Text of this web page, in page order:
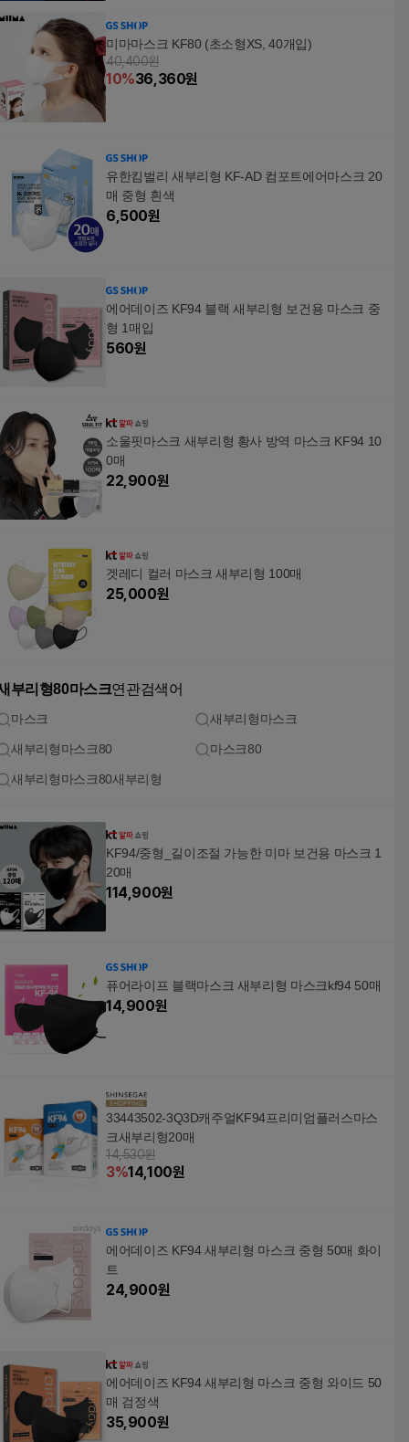
미마마스크 KF80 (초소형XS, 40개입)
40,400원
10%36,360원
유한킴벌리 새부리형 KF-AD 컴포트에어마스크 20
매 중형 흰색
6,500원
에어데이즈 KF94 블랙 새부리형 보건용 마스크 중
형 1매입
560원
소울핏마스크 새부리형 황사 방역 마스크 KF94 10
0매
22,900원
겟레디 컬러 마스크 새부리형 100매
25,000원
부리형80마스크연관검색어
마스크 새부리형마스크
새부리형마스크80 마스크80
새부리형마스크80새부리형
KF94/중형_길이조절 가능한 미마 보건용 마스크 1
20매
114,900원
퓨어라이프 블랙마스크 새부리형 마스크kf94 50매
14,900원
33443502-3Q3D캐주얼KF94프리미엄플러스마스
크새부리형20매
14,530원
3%14,100원
에어데이즈 KF94 새부리형 마스크 중형 50매 화이
트
24,900원
에어데이즈 KF94 새부리형 마스크 중형 와이드 50
매 검정색
35,900원